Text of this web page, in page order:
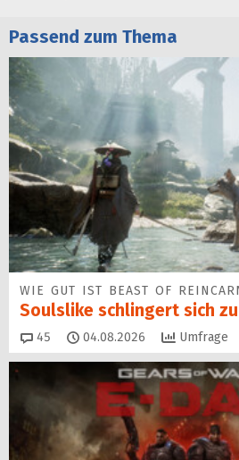
Passend zum Thema
WIE GUT IST BEAST OF
Soulslike schlingert sich
45 Kommentare
04.08.2026 Umfrage